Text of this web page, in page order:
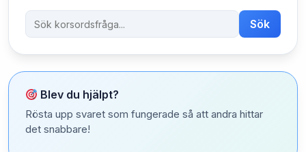
Sök
Blev du hjälpt?
Rösta upp svaret som fungerade så att andra hittar
det snabbare!